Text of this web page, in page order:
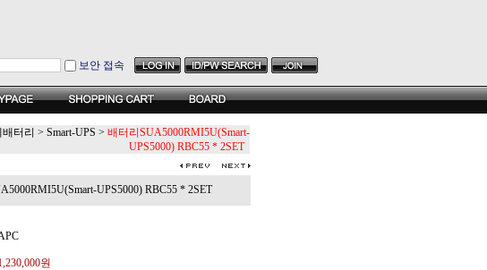
보안 접속
터리 > Smart-UPS > 배터리SUA5000RMI5U(Smart-
UPS5000) RBC55 * 2SET
UPS5000) RBC55 * 2SET
원